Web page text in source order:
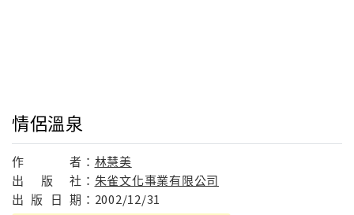
情侶溫泉
作 者： 林慧美
出
版 社： 朱雀文化事業有限公司
出 版 日 期： 2002/12/31